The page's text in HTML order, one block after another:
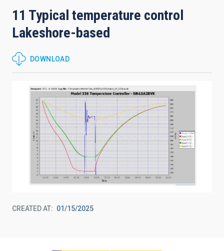
11 Typical temperature control
Lakeshore-based
DOWNLOAD
CREATED AT 01/15/2025